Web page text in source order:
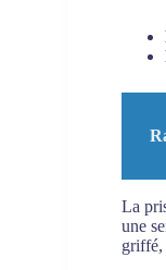
La
une
griffé,